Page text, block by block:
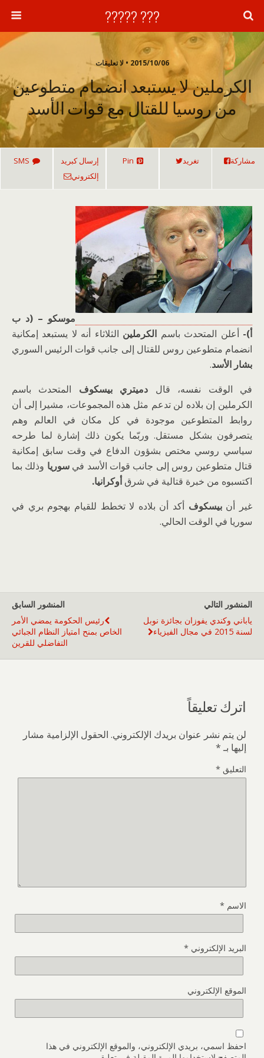
??? ?????
2015/10/06 • لا تعليقات
الكرملين لا يستبعد انضمام متطوعين
من روسيا للقتال مع قوات الأسد
مشاركة تغريد Pin
إرسال كبريد
إلكتروني
SMS
موسكو – (د ب
أ)- أعلن المتحدث باسم الكرملين الثلاثاء أنه لا يستبعد إمكانية
انضمام متطوعين روس للقتال إلى جانب قوات الرئيس السوري
بشار الأسد.
في الوقت نفسه، قال دميتري بيسكوف المتحدث باسم
الكرملين إن بلاده لن تدعم مثل هذه المجموعات، مشيرا إلى أن
روابط المتطوعين موجودة في كل مكان في العالم وهم
يتصرفون بشكل مستقل. وربّما يكون ذلك إشارة لما طرحه
سياسي روسي مختص بشؤون الدفاع في وقت سابق إمكانية
قتال متطوعين روس إلى جانب قوات الأسد فيسوريا وذلك بما
اكتسبوه من خبرة قتالية في شرقأوكرانيا.
غير أن بيسكوف أكد أن بلاده لا تخطط للقيام بهجوم بري في
سوريا في الوقت الحالي.
المنشور السابق
رئيس الحكومة يمضي الأمر
الخاص بمنح امتياز النظام الجبائي
التفاضلي للقرين
المنشور التالي
ياباني وكندي يفوزان بجائزة نوبل
لسنة 2015 في مجال الفيزياء
اترك تعليقاً
لن يتم نشر عنوان بريدك الإلكتروني. الحقول الإلزامية مشار
إليها بـ*
التعليق *
الاسم *
البريد الإلكتروني *
الموقع الإلكتروني
احفظ اسمي، بريدي الإلكتروني، والموقع الإلكتروني في هذا